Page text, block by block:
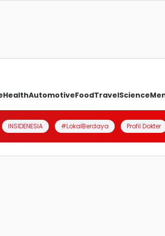
HealthAutomotiveFoodTravelScience
INSIDENESIA #LokalBerdaya Profil Dokter